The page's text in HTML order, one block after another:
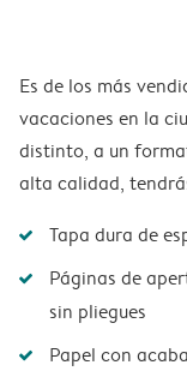
Es de los más
vacaciones en la
distinto, a un
alta calidad,
Tapa dura de
Páginas de
sin pliegues
Papel con